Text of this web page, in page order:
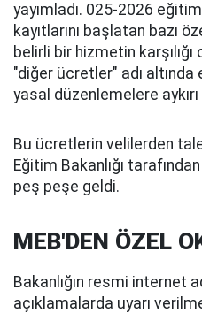
yayımladı. 025-2026
kayıtlarını başlatan bazı
belirli bir hizmetin
"diğer ücretler" adı
yasal düzenlemelere
Bu ücretlerin velilerden
Eğitim Bakanlığı
peş peşe geldi.
MEB'DEN ÖZEL
Bakanlığın resmi internet
açıklamalarda uyarı